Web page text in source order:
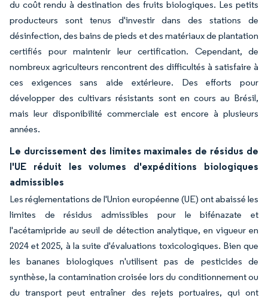
du coût rendu à destination des fruits biologiques. Les petits
producteurs sont tenus d'investir dans des stations de
désinfection, des bains de pieds et des matériaux de plantation
certifiés pour maintenir leur certification. Cependant, de
nombreux agriculteurs rencontrent des difficultés à satisfaire à
ces exigences sans aide extérieure. Des efforts pour
développer des cultivars résistants sont en cours au Brésil,
mais leur disponibilité commerciale est encore à plusieurs
années.
Le durcissement des limites maximales de résidus de
l'UE réduit les volumes d'expéditions biologiques
admissibles
Les réglementations de l'Union européenne (UE) ont abaissé les
limites de résidus admissibles pour le bifénazate et
l'acétamipride au seuil de détection analytique, en vigueur en
2024 et 2025, à la suite d'évaluations toxicologiques. Bien que
les bananes biologiques n'utilisent pas de pesticides de
synthèse, la contamination croisée lors du conditionnement ou
du transport peut entraîner des rejets portuaires, qui ont